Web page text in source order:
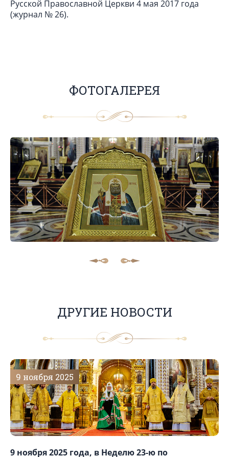
Русской Православной Церкви 4 мая 2017 года
(журнал № 26).
ФОТОГАЛЕРЕЯ
ДРУГИЕ НОВОСТИ
9 ноября 2025
9 ноября 2025 года, в Неделю 23-ю по